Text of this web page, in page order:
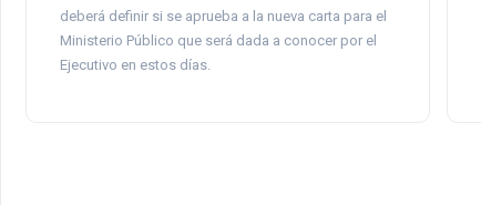
deberá definir si se aprueba a la nueva carta para el
Ministerio Público que será dada a conocer por el
Ejecutivo en estos días.